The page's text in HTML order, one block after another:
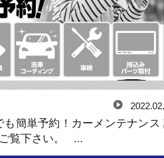
も簡単予約！カーメンテナンス
覧下さい。 ...